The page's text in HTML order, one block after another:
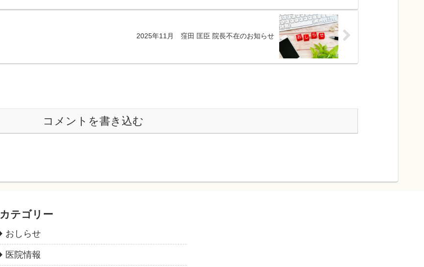
2025年11月 窪田 匡臣 院長不在のお知らせ
コメントを書き込む
カテゴリー
おしらせ
医院情報